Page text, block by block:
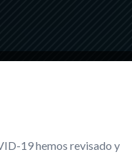
19 hemos revisado y